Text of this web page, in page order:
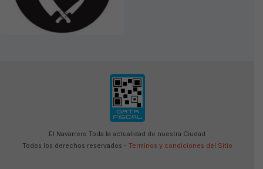
El Navarrero Toda la actualidad de nuestra Ciudad
Todos los derechos reservados - Terminos y condiciones del Sitio